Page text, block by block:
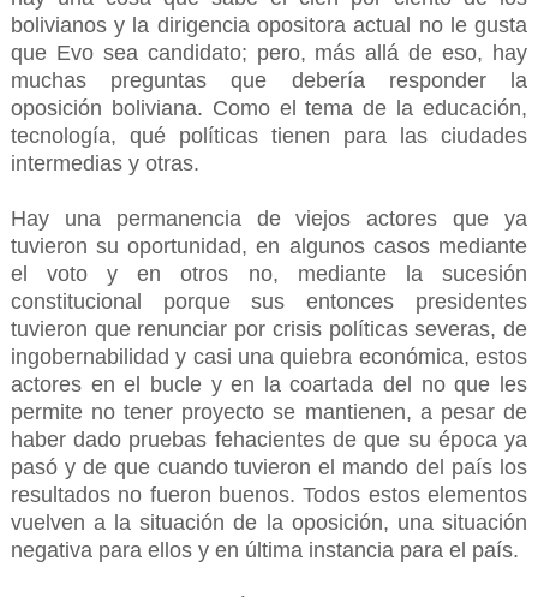
bolivianos y la dirigencia opositora actual no le gusta
que Evo sea candidato; pero, más allá de eso, hay
muchas preguntas que debería responder la
oposición boliviana. Como el tema de la educación,
tecnología, qué políticas tienen para las ciudades
intermedias y otras.
Hay una permanencia de viejos actores que ya
tuvieron su oportunidad, en algunos casos mediante
el voto y en otros no, mediante la sucesión
constitucional porque sus entonces presidentes
tuvieron que renunciar por crisis políticas severas, de
ingobernabilidad y casi una quiebra económica, estos
actores en el bucle y en la coartada del no que les
permite no tener proyecto se mantienen, a pesar de
haber dado pruebas fehacientes de que su época ya
pasó y de que cuando tuvieron el mando del país los
resultados no fueron buenos. Todos estos elementos
vuelven a la situación de la oposición, una situación
negativa para ellos y en última instancia para el país.